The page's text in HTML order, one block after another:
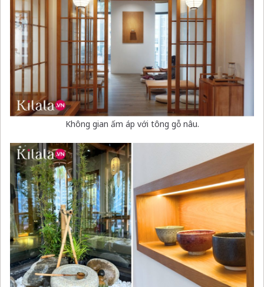
Không gian ấm áp với tông gỗ nâu.